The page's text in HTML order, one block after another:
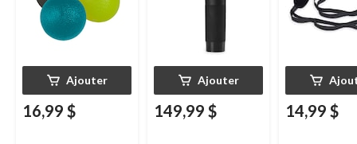
Ajouter
16,99 $
Ajouter
149,99 $ 14,99 $